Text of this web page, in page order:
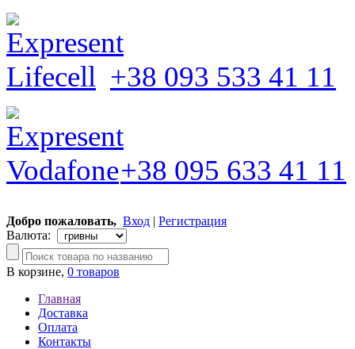
+38 093 533 41 11
+38 095 633 41 11
Добро пожаловать, Вход | Регистрация
Валюта:
В корзине, 0 товаров
Главная
Доставка
Оплата
Контакты